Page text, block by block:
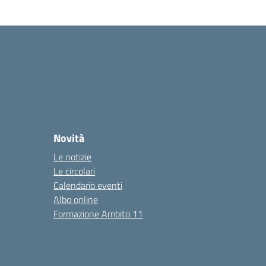
Novità
Le notizie
Le circolari
Calendario eventi
Albo online
Formazione Ambito 11